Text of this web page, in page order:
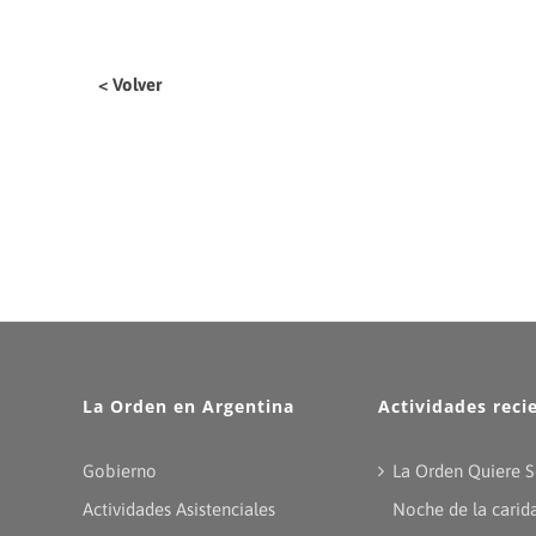
< Volver
La Orden en Argentina
Gobierno
Actividades Asistenciales
Actividades
La Orden Quiere
Noche de la